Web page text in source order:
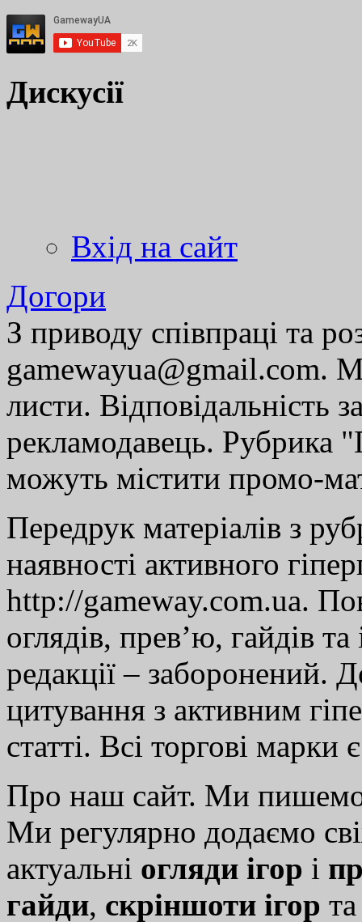
Дискусії
Вхід на сайт
Догори
З приводу співпраці та
gamewayua@gmail.com.
листи. Відповідальність
рекламодавець. Рубрика
можуть містити промо-
Передрук матеріалів з
наявності активного
http://gameway.com.ua.
оглядів, прев’ю, гайдів
редакції – заборонений.
цитування з активним
статті. Всі торгові марки
Про наш сайт. Ми
Ми регулярно додаємо
актуальні огляди ігор і
гайди, скріншоти ігор